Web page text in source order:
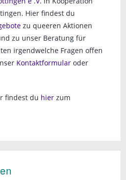
Hier findest du
zu queeren Aktionen
zu unser Beratung für
irgendwelche Fragen offen
Kontaktformular oder
findest du hier zum